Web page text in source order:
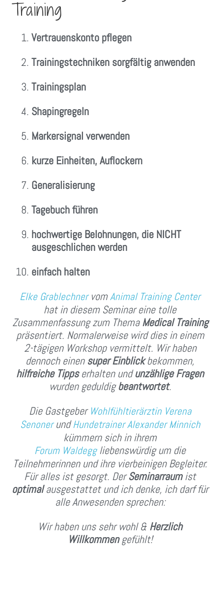
Training
Vertrauenskonto pflegen
Trainingstechniken sorgfältig anwenden
Trainingsplan
Shapingregeln
Markersignal verwenden
kurze Einheiten, Auflockern
Generalisierung
Tagebuch führen
hochwertige Belohnungen, die NICHT
ausgeschlichen werden
einfach halten
Elke GrablechnervomAnimal Training Center
hat in diesem Seminar eine tolle
Zusammenfassung zum ThemaMedical Training
präsentiert. Normalerweise wird dies in einem
2-tägigen Workshop vermittelt. Wir haben
dennoch einen super Einblickbekommen,
hilfreiche Tippserhalten undunzählige Fragen
wurden geduldigbeantwortet.
Die Gastgeber Wohlfühltierärztin Verena
SenonerundHundetrainer Alexander Minnich
kümmern sich in ihrem
Forum Waldeggliebenswürdig um die
Teilnehmerinnen und ihre vierbeinigen Begleiter.
Für alles ist gesorgt. DerSeminarraumist
optimalausgestattet und ich denke, ich darf für
alle Anwesenden sprechen:
Wir haben uns sehr wohl & Herzlich
Willkommengefühlt!